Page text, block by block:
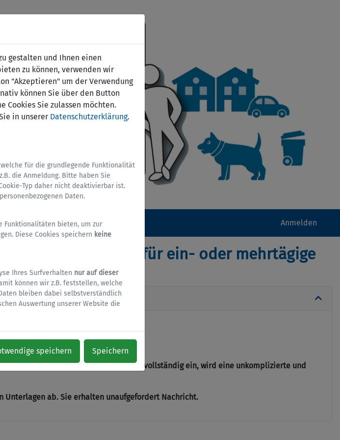
gestalten und Ihnen einen
zu können, verwenden wir
"Akzeptieren" um der Verwendung
können Sie über den Button
Cookies Sie zulassen möchten.
in unserer Datenschutzerklärung.
für die grundlegende Funktionalität
die Anmeldung. Bitte haben Sie
Typ daher nicht deaktivierbar ist.
personenbezogenen Daten.
Funktionalitäten bieten, um zur
Diese Cookies speichern keine
Ihres Surfverhalten nur auf dieser
können wir z.B. feststellen, welche
bleiben dabei selbstverständlich
Auswertung unserer Website die
speichern Speichern
Anmelden
Kostenübernahme für ein- oder mehrtägige
herunterladen: Formular
Gehen die Antragsunterlagen hier vollständig ein, wird eine unkomplizierte und
Unterlagen ab. Sie erhalten unaufgefordert Nachricht.